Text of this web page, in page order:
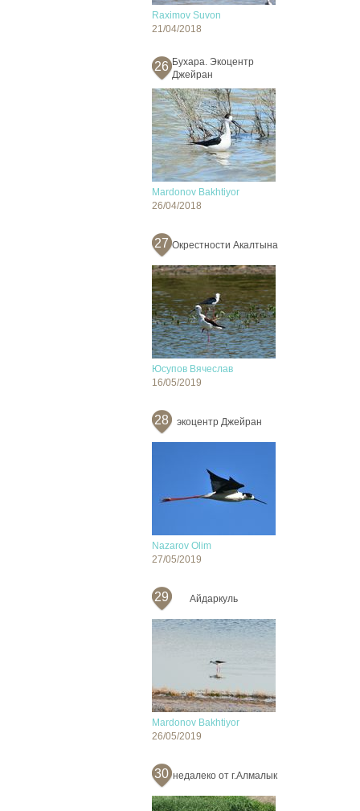
Raximov Suvon
21/04/2018
26 Бухара. Экоцентр
Джейран
Mardonov Bakhtiyor
26/04/2018
27 Окрестности Акалтына
Юсупов Вячеслав
16/05/2019
28 экоцентр Джейран
Nazarov Olim
27/05/2019
29 Айдаркуль
Mardonov Bakhtiyor
26/05/2019
30 недалеко от г.Алмалык